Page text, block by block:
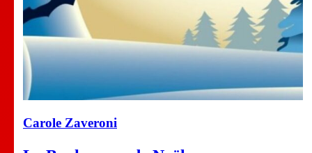
Carole Zaveroni